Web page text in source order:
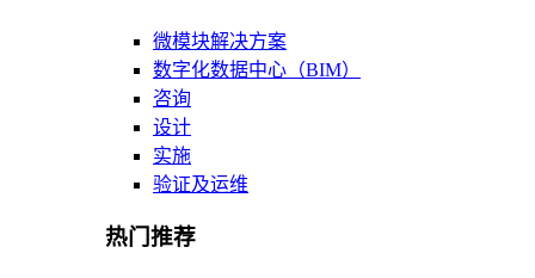
微模块解决方案
数字化数据中心（BIM）
咨询
设计
实施
验证及运维
热门推荐